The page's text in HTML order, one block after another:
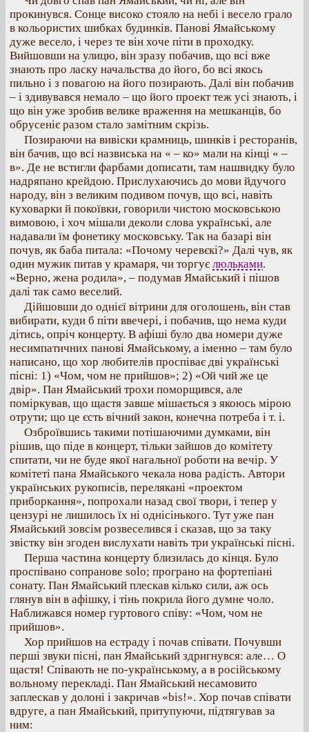
прокинувся. Сонце високо стояло на небі і весело грало
в кольористих шибках будинків. Панові Ямайському
дуже весело, і через те він хоче піти в проходку.
Вийшовши на улицю, він зразу побачив, що всі вже
знають про ласку начальства до його, бо всі якось
пильно і з повагою на його позирають. Далі він побачив
– і здивувався немало – що його проект теж усі знають, і
що він уже зробив велике враження на мешканців, бо
обрусеніє разом стало замітним скрізь.
Позираючи на вивіски крамниць, шинків і ресторанів,
він бачив, що всі назвиська на « – ко» мали на кінці « –
в». Де не встигли фарбами дописати, там нашвидку було
надряпано крейдою. Прислухаючись до мови йдучого
народу, він з великим подивом почув, що всі, навіть
куховарки й покоївки, говорили чистою московською
вимовою, і хоч мішали деколи слова українські, але
надавали їм фонетику московську. Так на базарі він
почув, як баба питала: «Почому черевєкі?» Далі чув, як
один мужик питав у крамаря, чи торгує люльками.
«Верно, жена родила», – подумав Ямайський і пішов
далі так само веселий.
Дійшовши до однієї вітрини для оголошень, він став
вибирати, куди б піти ввечері, і побачив, що нема куди
дітись, опріч концерту. В афіші було два номери дуже
несимпатичних панові Ямайському, а іменно – там було
написано, що хор любителів проспіває дві українські
пісні: 1) «Чом, чом не прийшов»; 2) «Ой чий же це
двір». Пан Ямайський трохи поморщився, але
поміркував, що щастя завше мішається з якоюсь мірою
отрути; що це єсть вічний закон, конечна потреба і т. і.
Озброївшись такими потішаючими думками, він
рішив, що піде в концерт, тільки зайшов до комітету
спитати, чи не буде якої нагальної роботи на вечір. У
комітеті пана Ямайського чекала нова радість. Автори
українських рукописів, перелякані «проектом
приборкання», попрохали назад свої твори, і тепер у
цензурі не лишилось їх ні однісінького. Тут уже пан
Ямайський зовсім розвеселився і сказав, що за таку
звістку він згоден вислухати навіть три українські пісні.
Перша частина концерту близилась до кінця. Було
проспівано сопранове solo; програно на фортепіані
сонату. Пан Ямайський плескав кілько сили, аж ось
глянув він в афішку, і тінь покрила його думне чоло.
Наближався номер гуртового співу: «Чом, чом не
прийшов».
Хор прийшов на естраду і почав співати. Почувши
перші звуки пісні, пан Ямайський здригнувся: але… О
щастя! Співають не по-українському, а в російському
вольному перекладі. Пан Ямайський несамовито
заплескав у долоні і закричав «bis!». Хор почав співати
вдруге, а пан Ямайський, притупуючи, підтягував за
ним: